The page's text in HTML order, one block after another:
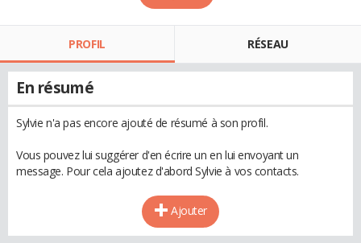
PROFIL RÉSEAU
En résumé
Sylvie n'a pas encore ajouté de résumé à son profil.
Vous pouvez lui suggérer d'en écrire un en lui envoyant un
message. Pour cela ajoutez d'abord Sylvie à vos contacts.
Ajouter